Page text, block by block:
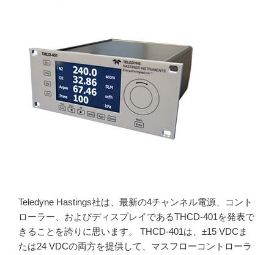
Teledyne Hastings社は、最新の4チャンネル電源、コント
ローラー、およびディスプレイであるTHCD-401を発表で
きることを誇りに思います。 THCD-401は、±15 VDCま
たは24 VDCの両方を提供して、マスフローコントローラ